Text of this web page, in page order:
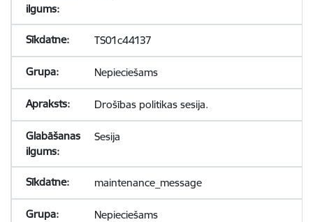
TS01c44137
Nepieciešams
Drošības politikas sesija.
Sesija
maintenance_message
Nepieciešams